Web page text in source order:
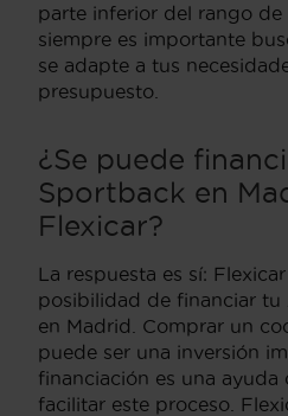
parte inferior del rango de
siempre es importante
se adapte a tus
presupuesto.
¿Se puede
Sportback en
Flexicar?
La respuesta es sí:
posibilidad de financiar
en Madrid. Comprar un
puede ser una inversión
financiación es una ayuda
facilitar este proceso.